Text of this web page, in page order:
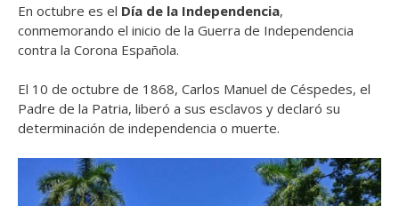
En octubre es el Día de la Independencia,
conmemorando el inicio de la Guerra de Independencia
contra la Corona Española.
El 10 de octubre de 1868, Carlos Manuel de Céspedes, el
Padre de la Patria, liberó a sus esclavos y declaró su
determinación de independencia o muerte.